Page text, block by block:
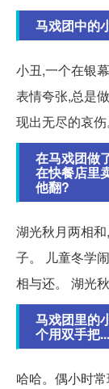
马戏团中的
小丑,一个在银
表情夸张,总是
现出无尽的哀伤
在马戏团做
在快餐店里
他翻?
湖光秋月两相
子。 儿童冬学
相与还。 湖光
马戏团里的
个用双手把...
哈哈。偶小时